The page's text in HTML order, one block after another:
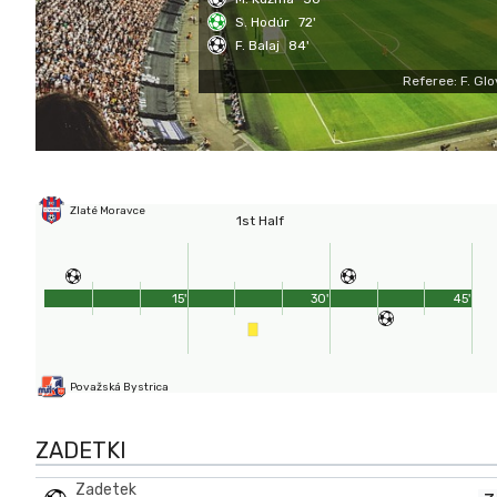
S. Hodúr 72'
F. Balaj 84'
Referee: F.
Zlaté Moravce
1st Half
Považská Bystrica
45'
15' 30'
ZADETKI
Zadetek